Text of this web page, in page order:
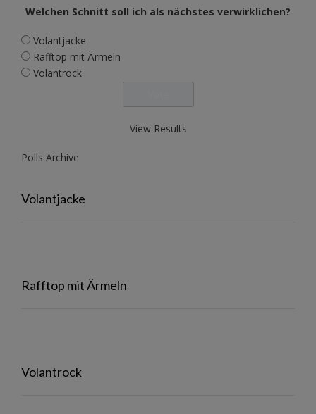
Welchen Schnitt soll ich als nächstes verwirklichen?
Volantjacke
Rafftop mit Ärmeln
Volantrock
View Results
Polls Archive
Volantjacke
Rafftop mit Ärmeln
Volantrock